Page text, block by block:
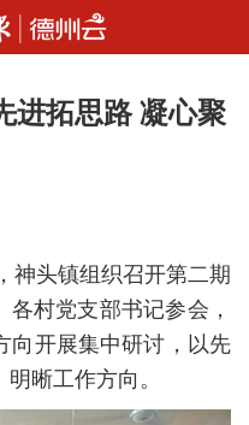
进拓思路 凝心聚
神头镇组织召开第二期
村党支部书记参会，
向开展集中研讨，以先
晰工作方向。